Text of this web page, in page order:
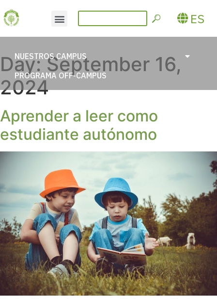
ES
NUESTROS CAMPUS
PROGRAMA OFF-CAMPUS
Day:September 16,
2024
Aprender a leer como
estudiante autónomo